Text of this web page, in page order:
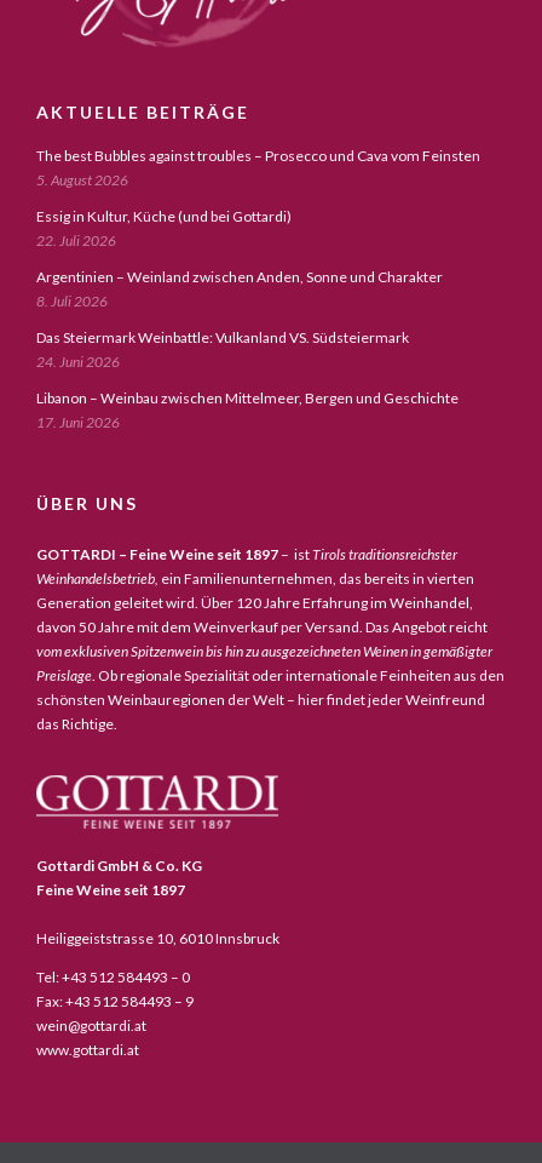
AKTUELLE BEITRÄGE
The best Bubbles against troubles – Prosecco und Cava vom Feinsten
5. August 2026
Essig in Kultur, Küche (und bei Gottardi)
22. Juli 2026
Argentinien – Weinland zwischen Anden, Sonne und Charakter
8. Juli 2026
Das Steiermark Weinbattle: Vulkanland VS. Südsteiermark
24. Juni 2026
Libanon – Weinbau zwischen Mittelmeer, Bergen und Geschichte
17. Juni 2026
ÜBER UNS
GOTTARDI – Feine Weine seit 1897 – istTirols traditionsreichster
Weinhandelsbetrieb, ein Familienunternehmen, das bereits in vierten
Generation geleitet wird. Über 120 Jahre Erfahrung im Weinhandel,
davon 50 Jahre mit dem Weinverkauf per Versand. Das Angebot reicht
vom exklusiven Spitzenwein bis hin zu ausgezeichneten Weinen in gemäßigter
Preislage. Ob regionale Spezialität oder internationale Feinheiten aus den
schönsten Weinbauregionen der Welt – hier findet jeder Weinfreund
das Richtige.
Gottardi GmbH & Co. KG
Feine Weine seit 1897
Heiliggeiststrasse 10, 6010 Innsbruck
Tel: +43 512 584493 – 0
Fax: +43 512 584493 – 9
wein@gottardi.at
www.gottardi.at